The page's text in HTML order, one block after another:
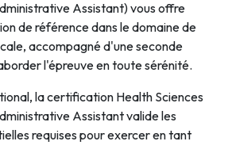
Assistant) vous offre
de référence dans le domaine de
accompagné d'une seconde
l'épreuve en toute sérénité.
la certification Health Sciences
Assistant valide les
requises pour exercer en tant